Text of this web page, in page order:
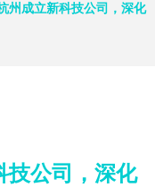
州成立新科技公司，深化
技公司，深化